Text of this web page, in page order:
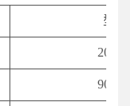
型号
20-
90-